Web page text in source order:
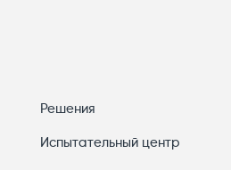
Решения
Испытательный центр